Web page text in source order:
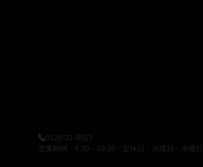
0120-21-9621
営業時間：9:30～19:30 定休日：火曜日・水曜日